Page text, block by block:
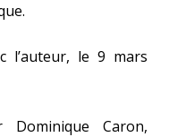
l’auteur, le 9 mars
Dominique Caron,